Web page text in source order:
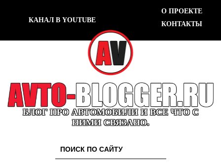
КАНАЛ В YOUTUBE
О ПРОЕКТЕ
КОНТАКТЫ
БЛОГ ПРО АВТОМОБИЛИ И ВСЕ ЧТО С
НИМИ СВЯЗАНО.